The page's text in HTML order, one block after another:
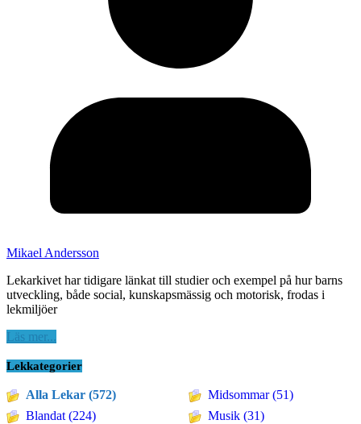
Mikael Andersson
Lekarkivet har tidigare länkat till studier och exempel på hur barns
utveckling, både social, kunskapsmässig och motorisk, frodas i
lekmiljöer
Läs mer...
Lekkategorier
Alla Lekar (572)
Blandat (224)
Midsommar (51)
Musik (31)